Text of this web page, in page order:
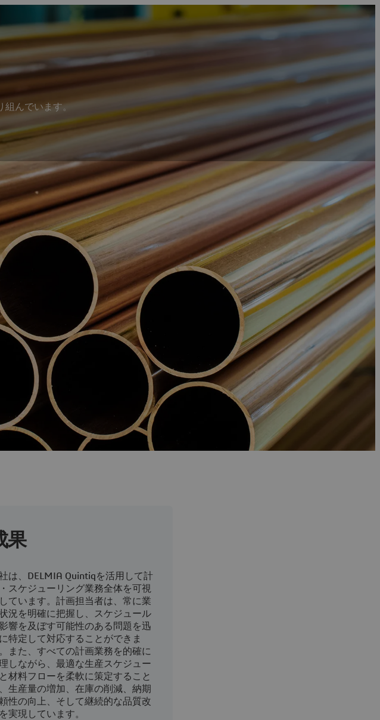
んでいます。
果
は、DELMIA Quintiqを活用して計
スケジューリング業務全体を可視
ています。計画担当者は、常に業
況を明確に把握し、スケジュール
響を及ぼす可能性のある問題を迅
特定して対応することができま
また、すべての計画業務を的確に
しながら、最適な生産スケジュー
材料フローを柔軟に策定すること
生産量の増加、在庫の削減、納期
性の向上、そして継続的な品質改
実現しています。